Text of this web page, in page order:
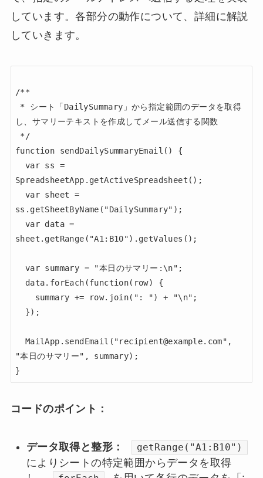
しています。各部分の動作について、詳細に解説
していきます。
/**
し、サマリーテキストを作成してメール送信する関数
function sendDailySummaryEmail() {
SpreadsheetApp.getActiveSpreadsheet();
ss.getSheetByName("DailySummary");
sheet.getRange("A1:B10").getValues();
"本日のサマリー", summary);
コードのポイント：
データ取得と整形： getRange("A1:B10")
によりシートの特定範囲からデータを取得